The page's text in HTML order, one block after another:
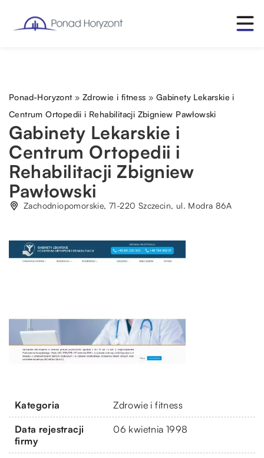
Ponad-Horyzont» Zdrowie i fitness » Gabinety Lekarskie i
Centrum Ortopedii i Rehabilitacji Zbigniew Pawłowski
Gabinety Lekarskie i
Centrum Ortopedii i
Rehabilitacji Zbigniew
Pawłowski
Zachodniopomorskie, 71-220 Szczecin, ul. Modra 86A
Kategoria Zdrowie i fitness
Data rejestracji
firmy
06 kwietnia 1998